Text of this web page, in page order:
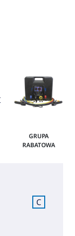
GRUPA
RABATOWA
C